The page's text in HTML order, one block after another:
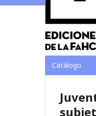
Catálogo